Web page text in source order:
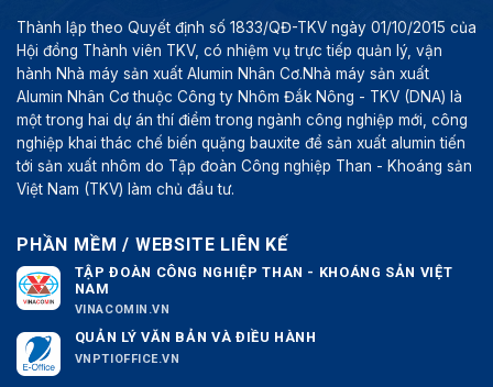
Thành lập theo Quyết định số 1833/QĐ-TKV ngày 01/10/2015 của
Hội đồng Thành viên TKV, có nhiệm vụ trực tiếp quản lý, vận
hành Nhà máy sản xuất Alumin Nhân Cơ.Nhà máy sản xuất
Alumin Nhân Cơ thuộc Công ty Nhôm Đắk Nông - TKV (DNA) là
một trong hai dự án thí điểm trong ngành công nghiệp mới, công
nghiệp khai thác chế biến quặng bauxite để sản xuất alumin tiến
tới sản xuất nhôm do Tập đoàn Công nghiệp Than - Khoáng sản
Việt Nam (TKV) làm chủ đầu tư.
PHẦN MỀM / WEBSITE LIÊN KẾ
TẬP ĐOÀN CÔNG NGHIỆP THAN - KHOÁNG SẢN VIỆT
NAM
VINACOMIN.VN
QUẢN LÝ VĂN BẢN VÀ ĐIỀU HÀNH
VNPTIOFFICE.VN